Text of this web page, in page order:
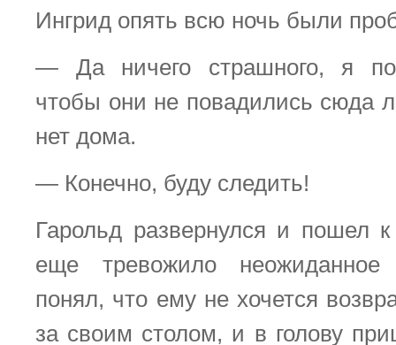
Ингрид опять всю ночь были
— Да ничего страшного, я
чтобы они не повадились сюда
нет дома.
— Конечно, буду следить!
Гарольд развернулся и пошел
еще тревожило неожиданное
понял, что ему не хочется
за своим столом, и в голову